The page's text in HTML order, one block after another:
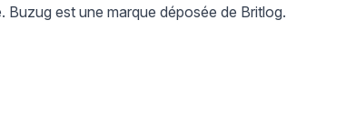
Buzug est une marque déposée de Britlog.